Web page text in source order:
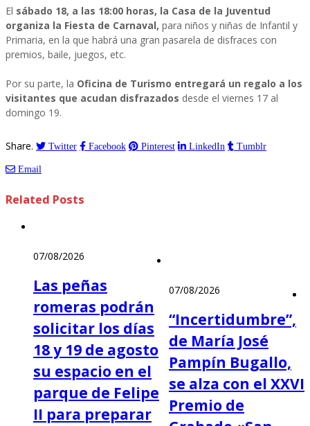
El sábado 18, a las 18:00 horas, la Casa de la Juventud
organiza la Fiesta de Carnaval, para niños y niñas de Infantil y
Primaria, en la que habrá una gran pasarela de disfraces con
premios, baile, juegos, etc.
Por su parte, la Oficina de Turismo entregará un regalo a los
visitantes que acudan disfrazados desde el viernes 17 al
domingo 19.
Share. Twitter Facebook Pinterest LinkedIn Tumblr
Email
Related Posts
07/08/2026
Las peñas
romeras podrán
solicitar los días
18 y 19 de agosto
su espacio en el
parque de Felipe
II para preparar
07/08/2026
“Incertidumbre”,
de María José
Pampín Bugallo,
se alza con el XXVI
Premio de